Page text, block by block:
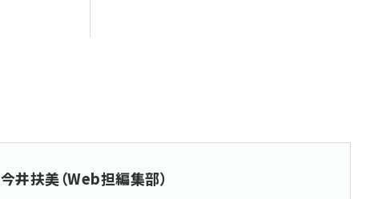
今井扶美（Web担編集部）